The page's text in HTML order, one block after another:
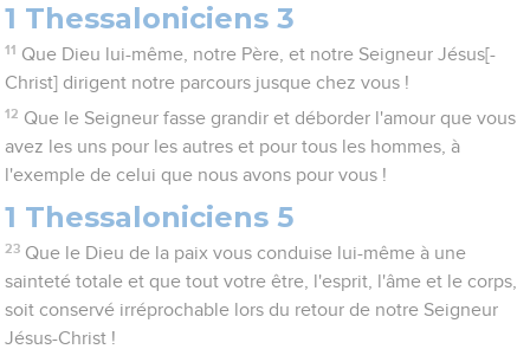
1 Thessaloniciens 3
11 Que Dieu lui-même, notre Père, et notre Seigneur Jésus[-
Christ] dirigent notre parcours jusque chez vous !
12 Que le Seigneur fasse grandir et déborder l'amour que vous
avez les uns pour les autres et pour tous les hommes, à
l'exemple de celui que nous avons pour vous !
1 Thessaloniciens 5
23 Que le Dieu de la paix vous conduise lui-même à une
sainteté totale et que tout votre être, l'esprit, l'âme et le corps,
soit conservé irréprochable lors du retour de notre Seigneur
Jésus-Christ !